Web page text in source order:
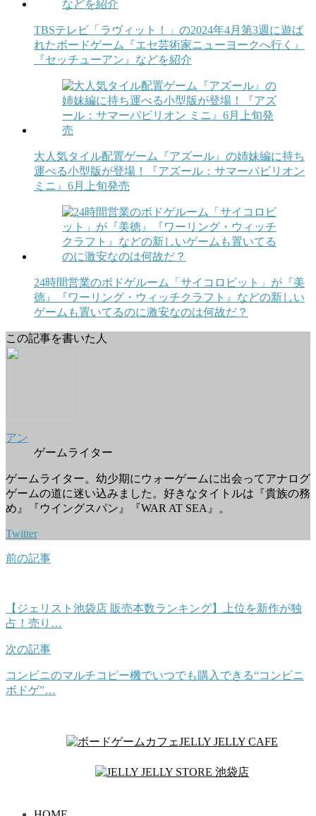
TBSテレビ「ラヴィット！」の2024年4月第3週に遊ば
れたボードゲーム『エセ芸術家ニューヨークへ行く』
『セッチューアン』などを紹介
大人気タイル配置ゲーム『アズール』の姉妹編に持ち
運べる小型版が登場！『アズール：サマーパビリオン
ミニ』6月上旬発売
24時間営業のボドゲルーム「サイコロビット」が『美
徳』『ワーリング・ウィッチクラフト』などの新しい
ゲームも置いてるのに激安なのは何故だ？
この記事を書いた人
アン
ゲームライター
ゲームライター。幼少期にウォーゲームに出会ってアナログ
ゲームの道に迷い込みました。好きなタイトルは『貴族の務
め』『ウイングスパン』『WAR AT SEA』。
Twitter
前の記事
【ジェリスト池袋店 販売本数ランキング】上位を新作が独
占！売り…
次の記事
コンビニのマルチコピー機でいつでも購入できる“コンビニ
ボドゲ”…